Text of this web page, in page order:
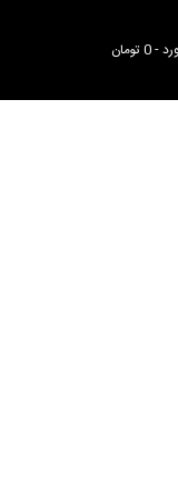
-0 تومان